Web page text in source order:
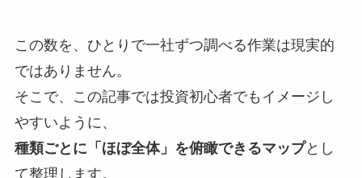
この数を、ひとりで一社ずつ調べる作業は現実的
ではありません。
そこで、この記事では投資初心者でもイメージし
やすいように、
種類ごとに「ほぼ全体」を俯瞰できるマップとし
て整理します。